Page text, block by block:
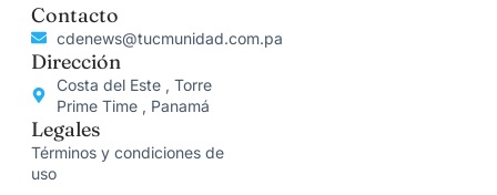
Contacto
cdenews@tucmunidad.com.pa
Dirección
Costa del Este , Torre
Prime Time , Panamá
Legales
Términos y condiciones de
uso